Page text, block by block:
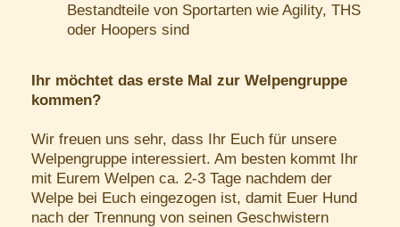
Bestandteile von Sportarten wie Agility, THS
oder Hoopers sind
Ihr möchtet das erste Mal zur Welpengruppe
kommen?
Wir freuen uns sehr, dass Ihr Euch für unsere
Welpengruppe interessiert. Am besten kommt Ihr
mit Eurem Welpen ca. 2-3 Tage nachdem der
Welpe bei Euch eingezogen ist, damit Euer Hund
nach der Trennung von seinen Geschwistern